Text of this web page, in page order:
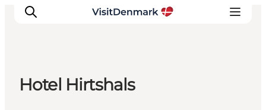
Hotel Hirtshals